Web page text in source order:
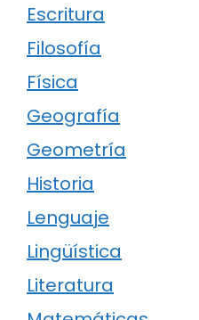
Escritura
Filosofía
Física
Geografía
Geometría
Historia
Lenguaje
Lingüística
Literatura